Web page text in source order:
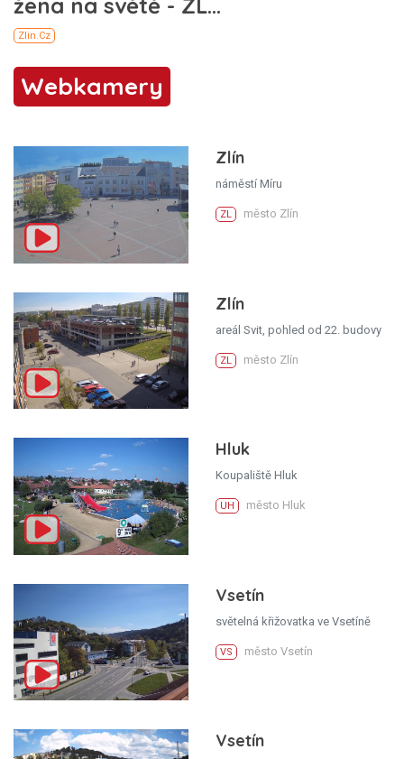
Webkamery
Zlín
náměstí Míru
ZL město Zlín
Zlín
areál Svit, pohled od 22. budovy
ZL město Zlín
Hluk
Koupaliště Hluk
UH město Hluk
Vsetín
světelná křižovatka ve Vsetíně
VS město Vsetín
Vsetín